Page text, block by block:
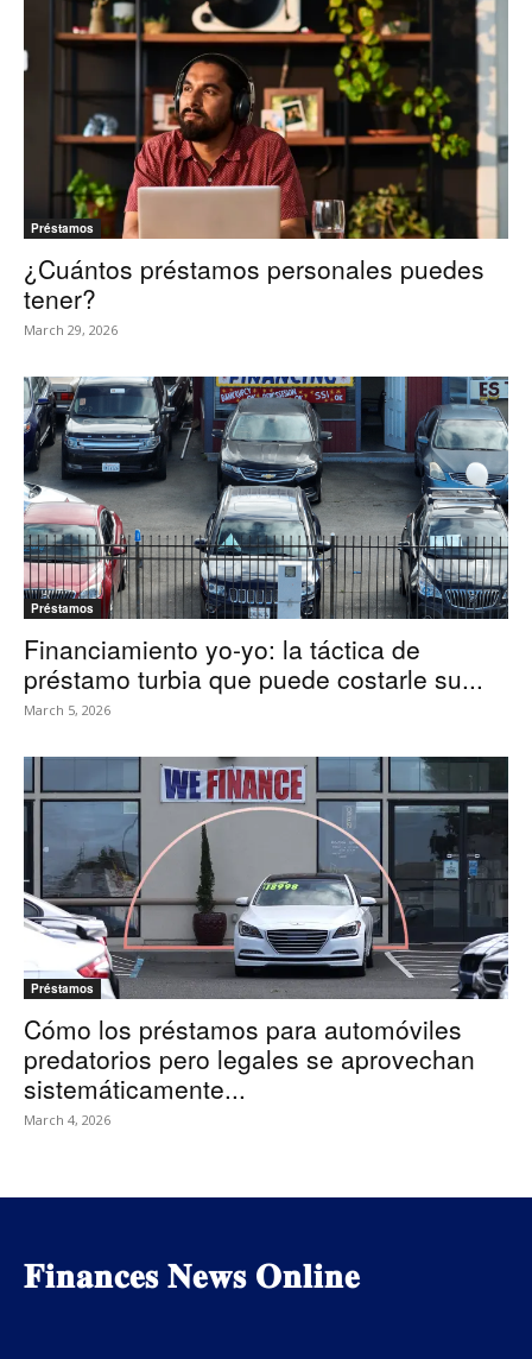
Préstamos
¿Cuántos préstamos personales puedes
tener?
March 29, 2026
Préstamos
Financiamiento yo-yo: la táctica de
préstamo turbia que puede costarle su...
March 5, 2026
Préstamos
Cómo los préstamos para automóviles
predatorios pero legales se aprovechan
sistemáticamente...
March 4, 2026
𝐅𝐢𝐧𝐚𝐧𝐜𝐞𝐬 𝐍𝐞𝐰𝐬 𝐎𝐧𝐥𝐢𝐧𝐞